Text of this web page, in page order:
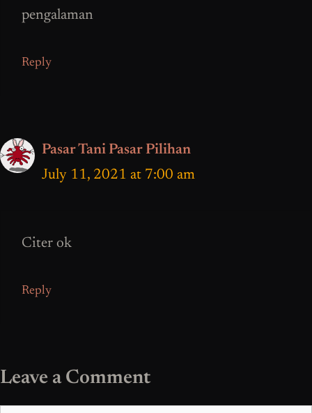
pengalaman
Reply
Pasar Tani Pasar Pilihan
July 11, 2021 at 7:00 am
Citer ok
Reply
Leave a Comment